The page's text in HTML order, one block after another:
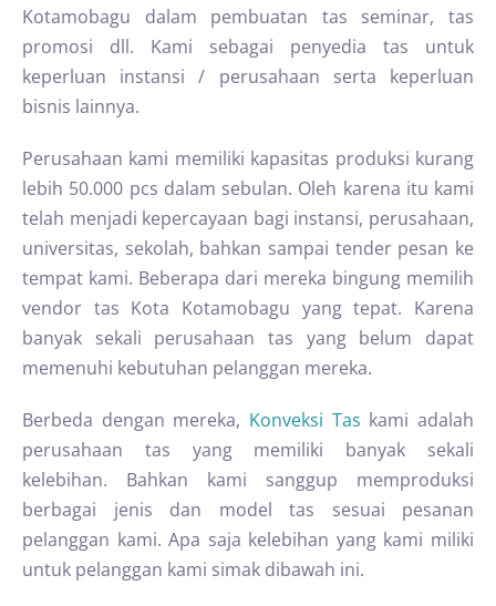
Kotamobagu dalam pembuatan tas seminar, tas
promosi dll. Kami sebagai penyedia tas untuk
keperluan instansi / perusahaan serta keperluan
bisnis lainnya.
Perusahaan kami memiliki kapasitas produksi kurang
lebih 50.000 pcs dalam sebulan. Oleh karena itu kami
telah menjadi kepercayaan bagi instansi, perusahaan,
universitas, sekolah, bahkan sampai tender pesan ke
tempat kami. Beberapa dari mereka bingung memilih
vendor tas Kota Kotamobagu yang tepat. Karena
banyak sekali perusahaan tas yang belum dapat
memenuhi kebutuhan pelanggan mereka.
Berbeda dengan mereka, Konveksi Tas kami adalah
perusahaan tas yang memiliki banyak sekali
kelebihan. Bahkan kami sanggup memproduksi
berbagai jenis dan model tas sesuai pesanan
pelanggan kami. Apa saja kelebihan yang kami miliki
untuk pelanggan kami simak dibawah ini.